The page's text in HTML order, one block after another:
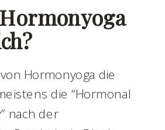
Hormonyoga die
die “Hormonal
nach der